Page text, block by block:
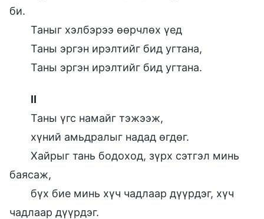
би.
Таныг хэлбэрээ өөрчлөх үед
Таны эргэн ирэлтийг бид угтана,
Таны эргэн ирэлтийг бид угтана.
Ⅱ
Таны үгс намайг тэжээж,
хүний амьдралыг надад өгдөг.
Хайрыг тань бодоход, зүрх сэтгэл минь
баясаж,
бүх бие минь хүч чадлаар дүүрдэг, хүч
чадлаар дүүрдэг.